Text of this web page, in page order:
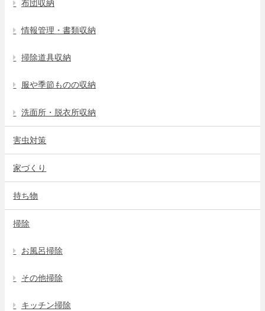
布団収納
情報管理・書類収納
掃除道具収納
服や季節ものの収納
洗面所・脱衣所収納
害虫対策
家づくり
持ち物
掃除
お風呂掃除
その他掃除
キッチン掃除